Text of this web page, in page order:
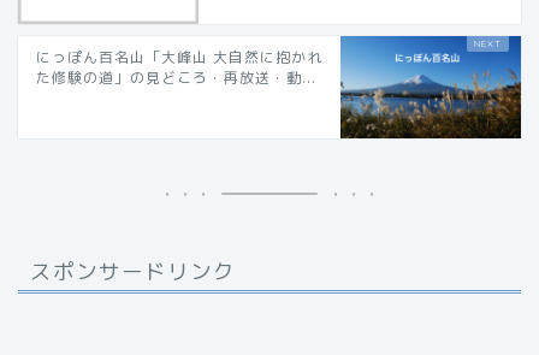
にっぽん百名山「大峰山 大自然に抱かれ
た修験の道」の見どころ・再放送・動...
スポンサードリンク